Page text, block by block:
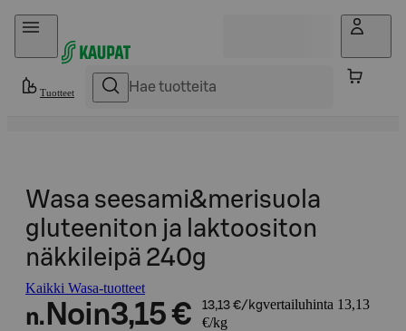
Hyppää sisältöön
Tuotteet
Wasa seesami&merisuola
gluteeniton ja laktoositon
näkkileipä 240g
Kaikki Wasa-tuotteet
n. Noin3,15 € 13,13 €/kgvertailuhinta 13,13
€/kg